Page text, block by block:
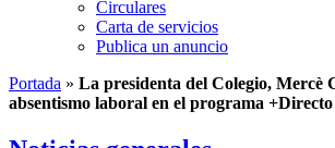
Circulares
Carta de servicios
Publica un anuncio
Portada » La presidenta del Colegio, Mercè
absentismo laboral en el programa